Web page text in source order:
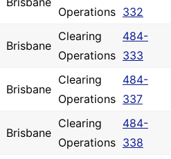
Operations 332
Brisbane
Clearing
Operations
484-
333
Brisbane
Clearing
Operations
484-
337
Brisbane
Clearing
Operations
484-
338